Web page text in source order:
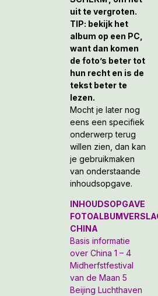
uit te vergroten.
TIP: bekijk het
album op een PC,
want dan komen
de foto’s beter tot
hun recht en is de
tekst beter te
lezen.
Mocht je later nog
eens een specifiek
onderwerp terug
willen zien, dan kan
je gebruikmaken
van onderstaande
inhoudsopgave.
INHOUDSOPGAVE
CHINA
Basis informatie
over China 1 – 4
Midherfstfestival
van de Maan 5
Beijing Luchthaven